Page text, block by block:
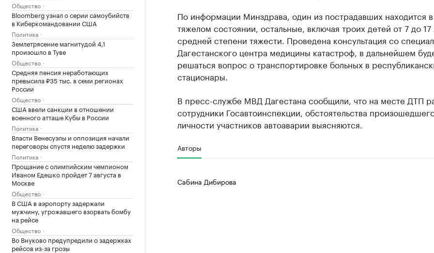
Общество
Bloomberg узнал о серии самоубийств
в Киберкомандовании США
Политика
Землетрясение магнитудой 4,1
произошло в Туве
Общество
Средняя пенсия неработающих
превысила ₽35 тыс. в семи регионах
России
Общество
США ввели санкции в отношении
военного атташе Кубы в России
Политика
Власти Венесуэлы и оппозиция начали
переговоры спустя неделю задержки
Политика
Прощание с олимпийским чемпионом
Иваном Едешко пройдет 7 августа в
Москве
Общество
В США в аэропорту задержали
мужчину, угрожавшего взорвать бомбу
на рейсе
Общество
Во Внуково предупредили о задержках
рейсов из-за грозы
По информации Минздрава, один из пострадавших находится в
тяжелом состоянии, остальные, включая троих детей от 7 до
средней степени тяжести. Проведена консультация со
Дагестанского центра медицины катастроф, в дальнейшем
решаться вопрос о транспортировке больных в
стационары.
В пресс-службе МВД Дагестана сообщили, что на месте ДТП
сотрудники Госавтоинспекции, обстоятельства
личности участников автоаварии выясняются.
Авторы
Сабина Дибирова